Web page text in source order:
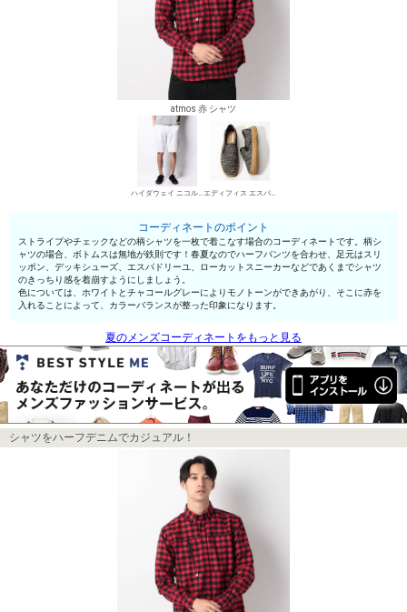
atmos 赤 シャツ
ハイダウェイ ニコル チノパン・綿パン エディフィス エスパドリーユ
コーディネートのポイント
ストライプやチェックなどの柄シャツを一枚で着こなす場合のコーディネートです。柄シ
ャツの場合、ボトムスは無地が鉄則です！春夏なのでハーフパンツを合わせ、足元はスリ
ッポン、デッキシューズ、エスパドリーユ、ローカットスニーカーなどであくまでシャツ
のきっちり感を着崩すようにしましょう。
色については、ホワイトとチャコールグレーによりモノトーンができあがり、そこに赤を
入れることによって、カラーバランスが整った印象になります。
夏のメンズコーディネートをもっと見る
シャツをハーフデニムでカジュアル！